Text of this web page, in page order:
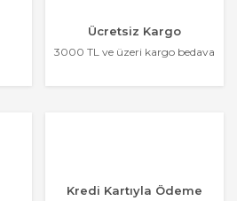
Ücretsiz Kargo
3000 TL ve üzeri kargo bedava
Kredi Kartıyla Ödeme